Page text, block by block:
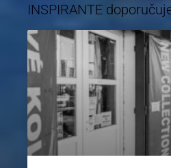
INSPIRANTE